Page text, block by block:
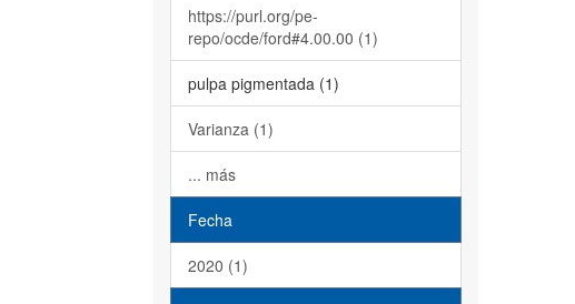
https://purl.org/pe-
repo/ocde/ford#4.00.00 (1)
pulpa pigmentada (1)
Varianza (1)
... más
Fecha
2020 (1)